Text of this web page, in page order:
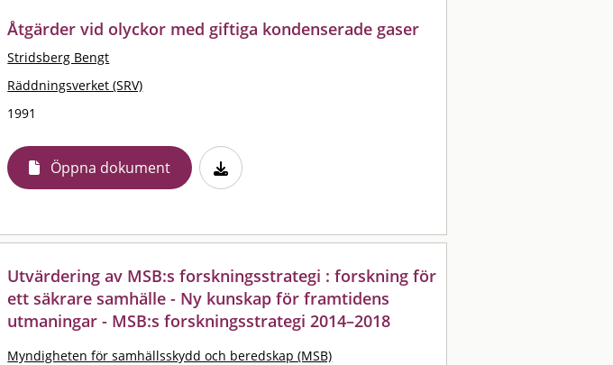
Åtgärder vid olyckor med giftiga kondenserade gaser
Stridsberg Bengt
Räddningsverket (SRV)
1991
Öppna dokument
Utvärdering av MSB:s forskningsstrategi : forskning för
ett säkrare samhälle - Ny kunskap för framtidens
utmaningar - MSB:s forskningsstrategi 2014–2018
Myndigheten för samhällsskydd och beredskap (MSB)